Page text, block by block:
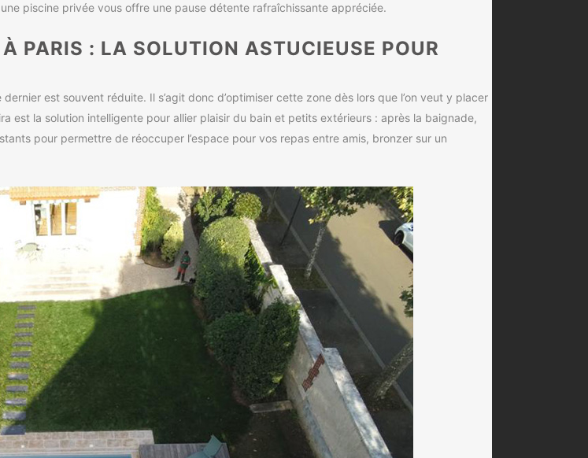
piscine privée vous offre une pause détente rafraîchissante appréciée.
PARIS : LA SOLUTION ASTUCIEUSE POUR
est souvent réduite. Il s’agit donc d’optimiser cette zone dès lors que l’on veut y placer
est la solution intelligente pour allier plaisir du bain et petits extérieurs : après la baignade,
pour permettre de réoccuper l’espace pour vos repas entre amis, bronzer sur un